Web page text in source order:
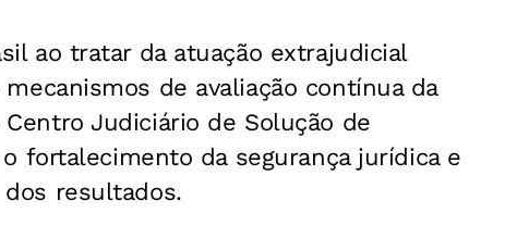
ao tratar da atuação extrajudicial
de avaliação contínua da
Judiciário de Solução de
fortalecimento da segurança jurídica e
resultados.